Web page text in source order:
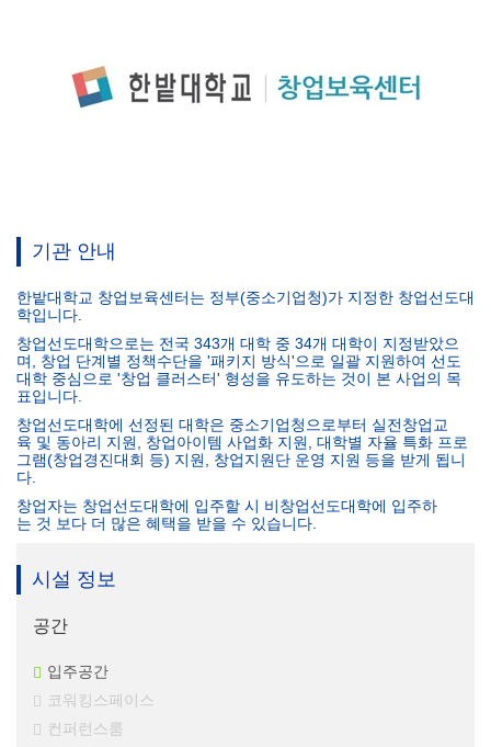
기관 안내
한밭대학교 창업보육센터는 정부(중소기업청)가 지정한 창업선도대
학입니다.
창업선도대학으로는 전국 343개 대학 중 34개 대학이 지정받았으
며, 창업 단계별 정책수단을 '패키지 방식'으로 일괄 지원하여 선도
대학 중심으로 '창업 클러스터' 형성을 유도하는 것이 본 사업의 목
표입니다.
창업선도대학에 선정된 대학은 중소기업청으로부터 실전창업교
육 및 동아리 지원, 창업아이템 사업화 지원, 대학별 자율 특화 프로
그램(창업경진대회 등) 지원, 창업지원단 운영 지원 등을 받게 됩니
다.
창업자는 창업선도대학에 입주할 시 비창업선도대학에 입주하
는 것 보다 더 많은 혜택을 받을 수 있습니다.
시설 정보
공간
입주공간
코워킹스페이스
컨퍼런스룸